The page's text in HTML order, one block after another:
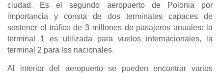
ciudad. Es el segundo aeropuerto de Polonia por
importancia y consta de dos terminales capaces de
sostener el tráfico de 3 millones de pasajeros anuales: la
terminal 1 es utilizada para vuelos internacionales, la
terminal 2 para los nacionales.
Al interior del aeropuerto se pueden encontrar varios